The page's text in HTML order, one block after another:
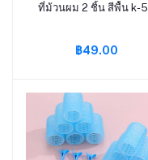
หยิบใส่ตะกร้า ที่ม้วนผม 2 ชิ้น
฿49.00